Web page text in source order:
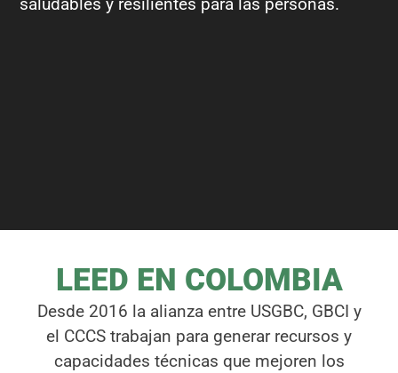
LEED EN COLOMBIA
Desde 2016 la alianza entre USGBC, GBCI y
el CCCS trabajan para generar recursos y
capacidades técnicas que mejoren los